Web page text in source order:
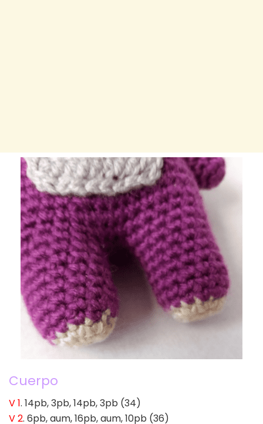
Cuerpo
V 1. 14pb, 3pb, 14pb, 3pb (34)
V 2. 6pb, aum, 16pb, aum, 10pb (36)